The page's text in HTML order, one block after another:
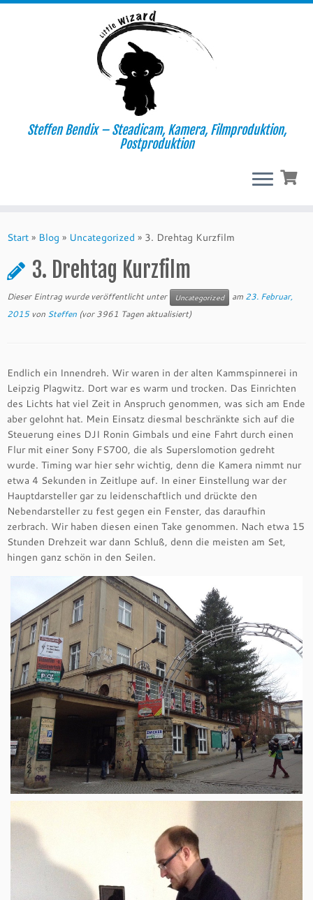
Inhalt
Steffen Bendix – Steadicam, Kamera, Filmproduktion,
Postproduktion
Start » Blog » Uncategorized » 3. Drehtag Kurzfilm
3. Drehtag Kurzfilm
Dieser Eintrag wurde veröffentlicht unter Uncategorized am 23. Februar,
2015 von Steffen (vor 3961 Tagen aktualisiert)
Endlich ein Innendreh. Wir waren in der alten Kammspinnerei in
Leipzig Plagwitz. Dort war es warm und trocken. Das Einrichten
des Lichts hat viel Zeit in Anspruch genommen, was sich am Ende
aber gelohnt hat. Mein Einsatz diesmal beschränkte sich auf die
Steuerung eines DJI Ronin Gimbals und eine Fahrt durch einen
Flur mit einer Sony FS700, die als Superslomotion gedreht
wurde. Timing war hier sehr wichtig, denn die Kamera nimmt nur
etwa 4 Sekunden in Zeitlupe auf. In einer Einstellung war der
Hauptdarsteller gar zu leidenschaftlich und drückte den
Nebendarsteller zu fest gegen ein Fenster, das daraufhin
zerbrach. Wir haben diesen einen Take genommen. Nach etwa 15
Stunden Drehzeit war dann Schluß, denn die meisten am Set,
hingen ganz schön in den Seilen.